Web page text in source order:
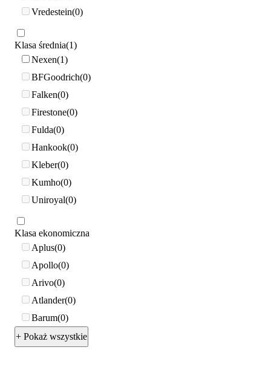
Vredestein 0
Klasa średnia 1
Nexen 1
BFGoodrich 0
Falken 0
Firestone 0
Fulda 0
Hankook 0
Kleber 0
Kumho 0
Uniroyal 0
Klasa ekonomiczna
Aplus 0
Apollo 0
Arivo 0
Atlander 0
Barum 0
+ Pokaż wszystkie